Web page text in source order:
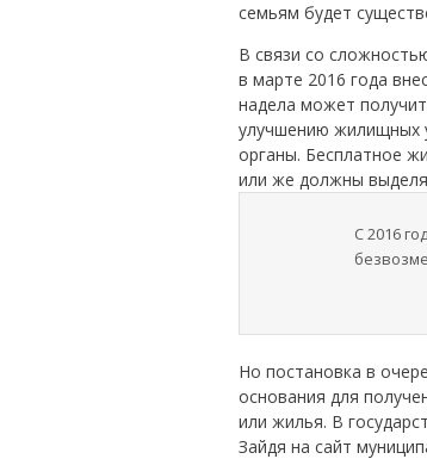
семьям будет
В связи со
в марте 2016 года
надела может
улучшению жилищных
органы. Бесплатное
или же должны
С 2016
Но постановка в
основания для
или жилья. В
Зайдя на сайт